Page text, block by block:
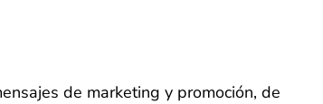
de marketing y promoción, de